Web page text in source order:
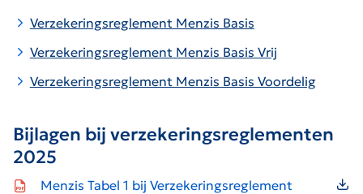
Verzekeringsreglement Menzis Basis
Verzekeringsreglement Menzis Basis Vrij
Verzekeringsreglement Menzis Basis Voordelig
Bijlagen bij verzekeringsreglementen
2025
Icon file type-pdf
Menzis Tabel 1 bij Verzekeringsreglement